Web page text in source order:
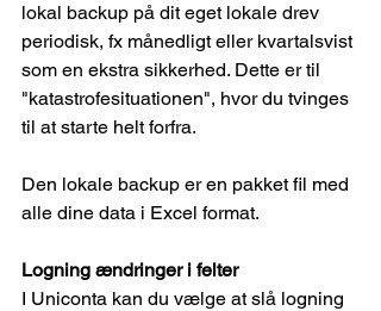
lokal backup på dit eget lokale drev
periodisk, fx månedligt eller kvartalsvist
som en ekstra sikkerhed. Dette er til
"katastrofesituationen", hvor du tvinges
til at starte helt forfra.
Den lokale backup er en pakket fil med
alle dine data i Excel format.
Logning ændringer i felter
I Uniconta kan du vælge at slå logning